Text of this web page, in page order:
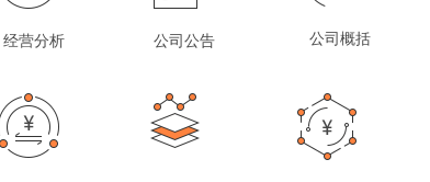
经营分析 公司公告 公司概括